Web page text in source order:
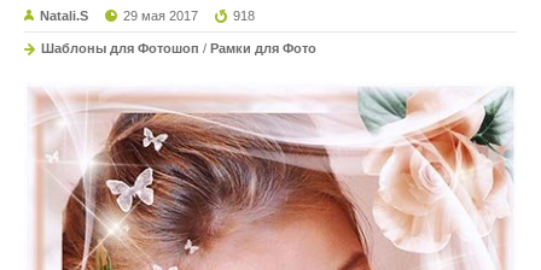
Natali.S 29 мая 2017 918
Шаблоны для Фотошоп / Рамки для Фото